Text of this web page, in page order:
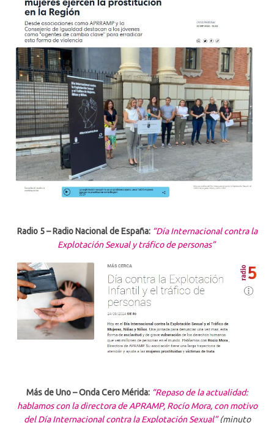
Radio 5 – Radio Nacional de España: “Día Internacional contra la
Explotación Sexual y tráfico de personas”
Más de Uno – Onda Cero Mérida: “Repaso de la actualidad:
hablamos con la directora de APRAMP, Rocío Mora, con motivo
del Día Internacional contra la Explotación Sexual”(minuto